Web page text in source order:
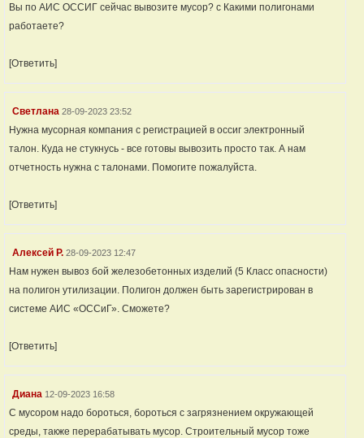
Вы по АИС ОССИГ сейчас вывозите мусор? с Какими полигонами
работаете?
[Ответить]
Светлана 28-09-2023 23:52
Нужна мусорная компания с регистрацией в оссиг электронный
талон. Куда не стукнусь - все готовы вывозить просто так. А нам
отчетность нужна с талонами. Помогите пожалуйста.
[Ответить]
Алексей Р. 28-09-2023 12:47
Нам нужен вывоз бой железобетонных изделий (5 Класс опасности)
на полигон утилизации. Полигон должен быть зарегистрирован в
системе АИС «ОССиГ». Сможете?
[Ответить]
Диана 12-09-2023 16:58
С мусором надо бороться, бороться с загрязнением окружающей
среды, также перерабатывать мусор. Строительный мусор тоже